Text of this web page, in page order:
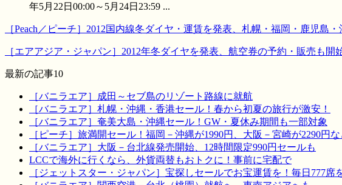
年5月22日00:00～5月24日23:59 ...
［Peach／ピーチ］2012国内線冬ダイヤ・運賃を発表、札幌・福岡・鹿児
［エアアジア・ジャパン］2012年冬ダイヤを発表、航空券の予約・販売も
最新の記事10
［バニラエア］成田～セブ島のリゾート路線に就航
［バニラエア］札幌・沖縄・香港セール！春から初夏の旅行が激安！
［バニラエア］奄美大島・沖縄セール！GW・夏休み期間も一部対象
［ピーチ］旅満開セール！福岡－沖縄が1990円、大阪－宮崎が2290円
［バニラエア］大阪－台北線発売開始、12時間限定990円セールも
LCCで海外に行くなら、外貨両替もおトクに！事前に宅配で
［ジェットスター・ジャパン］宝探しセールでお宝運賃を！毎日777席